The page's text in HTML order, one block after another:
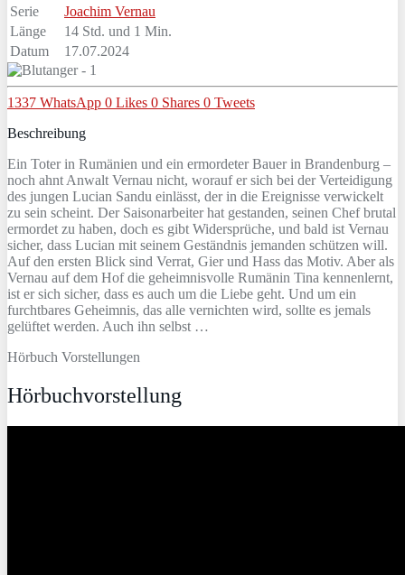
Serie
Joachim Vernau
Länge
14 Std. und 1 Min.
Datum
17.07.2024
1337 WhatsApp 0 Likes 0 Shares 0 Tweets
Beschreibung
Ein Toter in Rumänien und ein ermordeter Bauer in Brandenburg –
noch ahnt Anwalt Vernau nicht, worauf er sich bei der Verteidigung
des jungen Lucian Sandu einlässt, der in die Ereignisse verwickelt
zu sein scheint. Der Saisonarbeiter hat gestanden, seinen Chef brutal
ermordet zu haben, doch es gibt Widersprüche, und bald ist Vernau
sicher, dass Lucian mit seinem Geständnis jemanden schützen will.
Auf den ersten Blick sind Verrat, Gier und Hass das Motiv. Aber als
Vernau auf dem Hof die geheimnisvolle Rumänin Tina kennenlernt,
ist er sich sicher, dass es auch um die Liebe geht. Und um ein
furchtbares Geheimnis, das alle vernichten wird, sollte es jemals
gelüftet werden. Auch ihn selbst …
Hörbuch Vorstellungen
Hörbuchvorstellung